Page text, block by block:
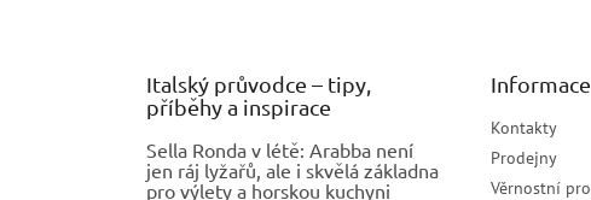
Italský průvodce – tipy,
příběhy a inspirace
Sella Ronda v létě: Arabba není
jen ráj lyžařů, ale i skvělá základna
pro výlety a horskou kuchyni
Kontakty
Prodejny
Věrnostní